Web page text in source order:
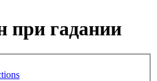
при гадании